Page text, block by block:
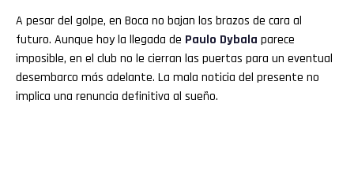
A pesar del golpe, en Boca no bajan los brazos de cara al
futuro. Aunque hoy la llegada de Paulo Dybala parece
imposible, en el club no le cierran las puertas para un eventual
desembarco más adelante. La mala noticia del presente no
implica una renuncia definitiva al sueño.